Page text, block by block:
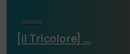
Notizie
[il Tricolore] …